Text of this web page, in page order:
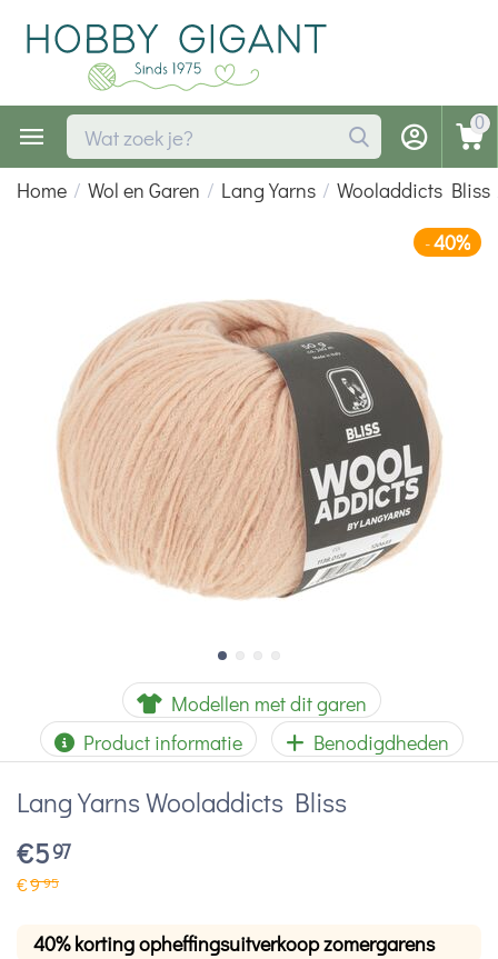
0
Home / Wol en Garen / Lang Yarns / Wooladdicts Bliss
-40%
Modellen met dit garen
Product informatie
Benodigdheden
Lang Yarns Wooladdicts Bliss
€597
€995
40% korting opheffingsuitverkoop zomergarens